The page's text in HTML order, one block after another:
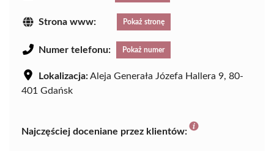
Strona www: Pokaż stronę
Numer telefonu: Pokaż numer
Lokalizacja:Aleja Generała Józefa Hallera 9, 80-
401 Gdańsk
Najczęściej doceniane przez klientów: